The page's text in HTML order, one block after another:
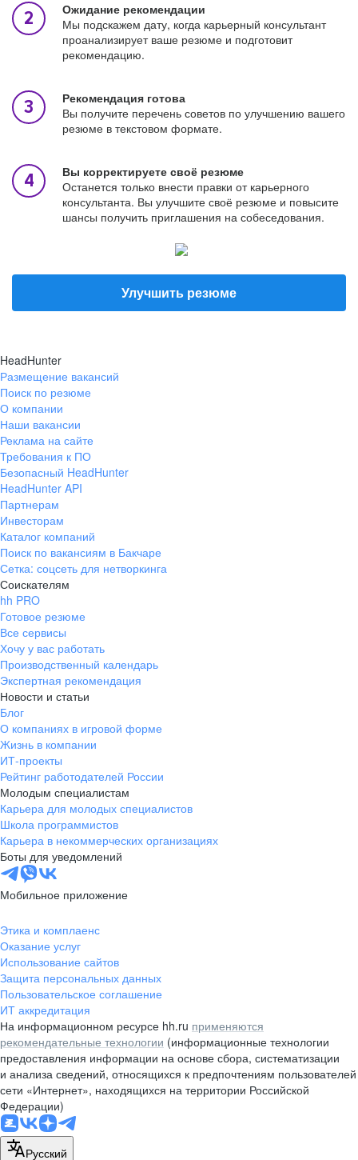
Ожидание рекомендации
Мы подскажем дату, когда карьерный консультант
проанализирует ваше резюме и подготовит
рекомендацию.
Рекомендация готова
Вы получите перечень советов по улучшению вашего
резюме в текстовом формате.
Вы корректируете своё резюме
Останется только внести правки от карьерного
консультанта. Вы улучшите своё резюме и повысите
шансы получить приглашения на собеседования.
Улучшить резюме
HeadHunter
Размещение вакансий
Поиск по резюме
О компании
Наши вакансии
Реклама на сайте
Требования к ПО
Безопасный HeadHunter
HeadHunter API
Партнерам
Инвесторам
Каталог компаний
Поиск по вакансиям в Бакчаре
Сетка: соцсеть для нетворкинга
Соискателям
hh PRO
Готовое резюме
Все сервисы
Хочу у вас работать
Производственный календарь
Экспертная рекомендация
Новости и статьи
Блог
О компаниях в игровой форме
Жизнь в компании
ИТ-проекты
Рейтинг работодателей России
Молодым специалистам
Карьера для молодых специалистов
Школа программистов
Карьера в некоммерческих организациях
Боты для уведомлений
Мобильное приложение
Этика и комплаенс
Оказание услуг
Использование сайтов
Защита персональных данных
Пользовательское соглашение
ИТ аккредитация
На информационном ресурсе hh.ru применяются
рекомендательные технологии (информационные технологии
предоставления информации на основе сбора, систематизации
и анализа сведений, относящихся к предпочтениям пользователей
сети «Интернет», находящихся на территории Российской
Федерации)
Русский